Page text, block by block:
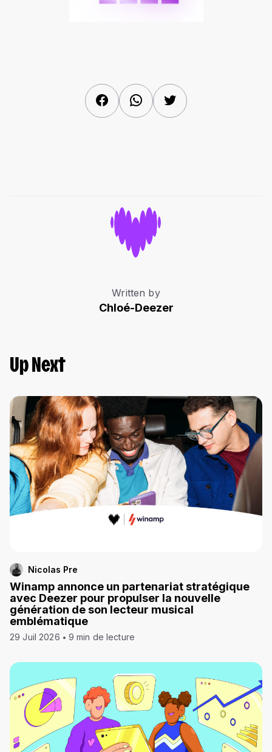
FacebookWhatsAppTwitter
Written by
Chloé-Deezer
Up Next
Nicolas Pre
Winamp annonce un partenariat stratégique
avec Deezer pour propulser la nouvelle
génération de son lecteur musical
emblématique
29 Juil 2026 9 min de lecture